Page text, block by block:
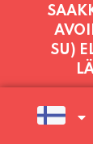
KLO
SU)